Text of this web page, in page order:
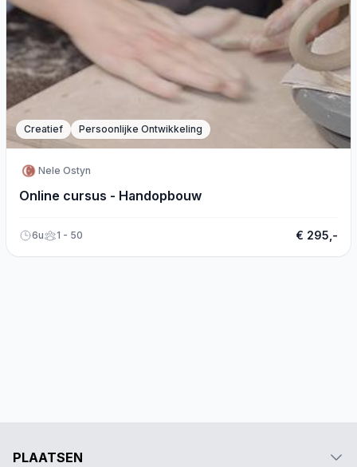
Creatief Persoonlijke Ontwikkeling
Nele Ostyn
Online cursus - Handopbouw
6u 1 - 50 € 295,-
PLAATSEN